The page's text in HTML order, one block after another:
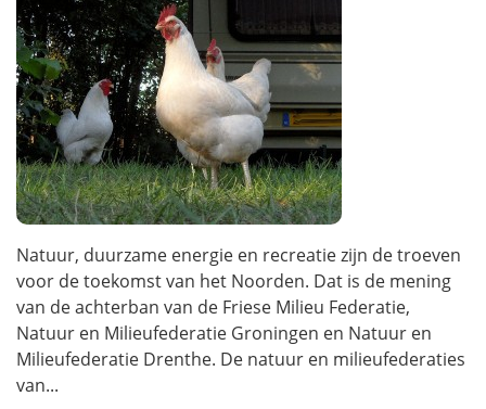
Natuur, duurzame energie en recreatie zijn de troeven
voor de toekomst van het Noorden. Dat is de mening
van de achterban van de Friese Milieu Federatie,
Natuur en Milieufederatie Groningen en Natuur en
Milieufederatie Drenthe. De natuur en milieufederaties
van...